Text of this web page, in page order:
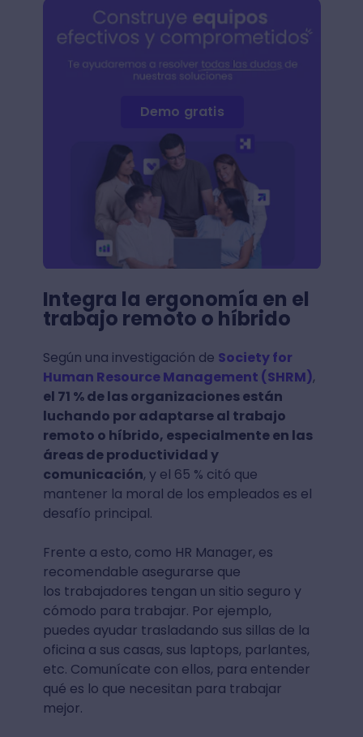
Demo gratis
Integra la ergonomía en el
trabajo remoto o híbrido
Según una investigación de Society for
Human Resource Management (SHRM),
el 71 % de las organizaciones están
luchando por adaptarse al trabajo
remoto o híbrido, especialmente en las
áreas de productividad y
comunicación, y el 65 % citó que
mantener la moral de los empleados es el
desafío principal.
Frente a esto, como HR Manager, es
recomendable asegurarse que
los trabajadores tengan un sitio seguro y
cómodo para trabajar. Por ejemplo,
puedes ayudar trasladando sus sillas de la
oficina a sus casas, sus laptops, parlantes,
etc. Comunícate con ellos, para entender
qué es lo que necesitan para trabajar
mejor.